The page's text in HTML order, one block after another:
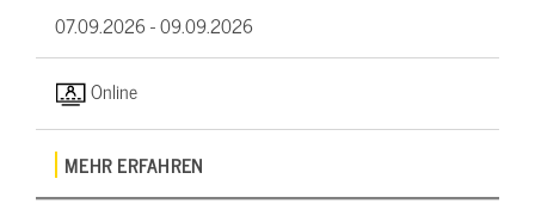
07.09.2026 -09.09.2026
Online
MEHR ERFAHREN